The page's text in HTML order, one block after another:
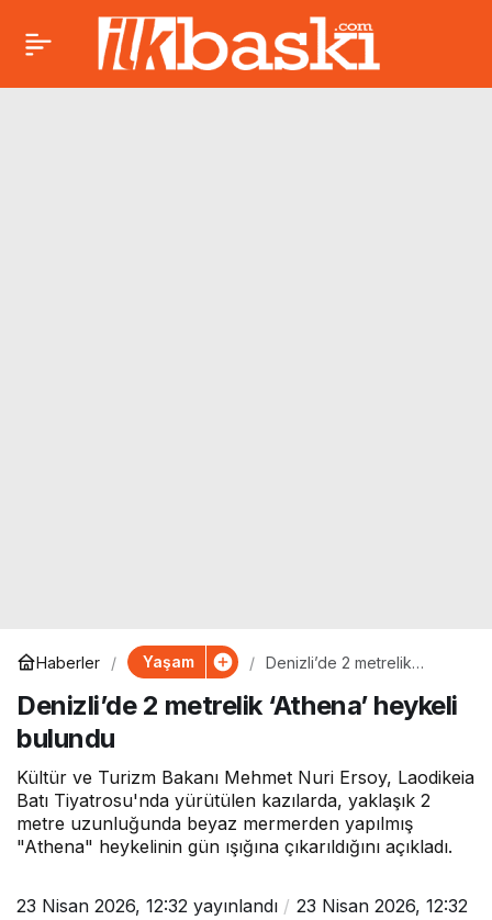
Haberler Yaşam
Denizli’de 2 metrelik
Denizli’de 2 metrelik ‘Athena’ heykeli
bulundu
Kültür ve Turizm Bakanı Mehmet Nuri Ersoy, Laodikeia
Batı Tiyatrosu'nda yürütülen kazılarda, yaklaşık 2
metre uzunluğunda beyaz mermerden yapılmış
"Athena" heykelinin gün ışığına çıkarıldığını açıkladı.
23 Nisan 2026, 12:32 yayınlandı
23 Nisan 2026, 12:32
Animasyon, dram ve
aksiyon… İşte bu